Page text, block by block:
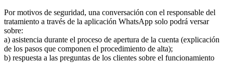
Por motivos de seguridad, una conversación con el responsable del
tratamiento a través de la aplicación WhatsApp solo podrá versar
sobre:
a) asistencia durante el proceso de apertura de la cuenta (explicación
de los pasos que componen el procedimiento de alta);
b) respuesta a las preguntas de los clientes sobre el funcionamiento